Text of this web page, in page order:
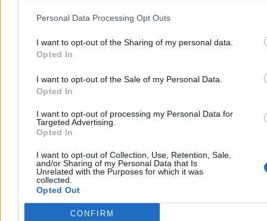
Personal Data Processing Opt Outs
I want to opt-out of the Sharing of my personal data.
Opted In
I want to opt-out of the Sale of my Personal Data.
Opted In
I want to opt-out of processing my Personal Data for
Targeted Advertising.
Opted In
I want to opt-out of Collection, Use, Retention, Sale,
and/or Sharing of my Personal Data that Is
Unrelated with the Purposes for which it was
collected.
Opted Out
CONFIRM
się nie nauczy
Piszę to jako zatwardziały kierowca. Serio. I nie ma co się z tym
kłócić, bo statystyki są nieubłagane. Czy wiedzą państwo, że w
minionym roku policjanci w Polsce wypisali ponad 2,8 mln
prędkości? Ba, nawet rok do roku ta liczba wzrosła, a z badań
wynika też, żenikt w Unii Europejskiej nie przekracza
prędkości tak chętnie, jak kierowcy nad Wisłą.
Dlatego właśnie przepisy w Polsce są ciągle zaostrzane i zapewne
nadal będą. Nawet jeśli nikt nie docisnął jeszcze w rządzie – nomen
omen – pedału gazu do podłogi w kwestii (słusznego) dociskania